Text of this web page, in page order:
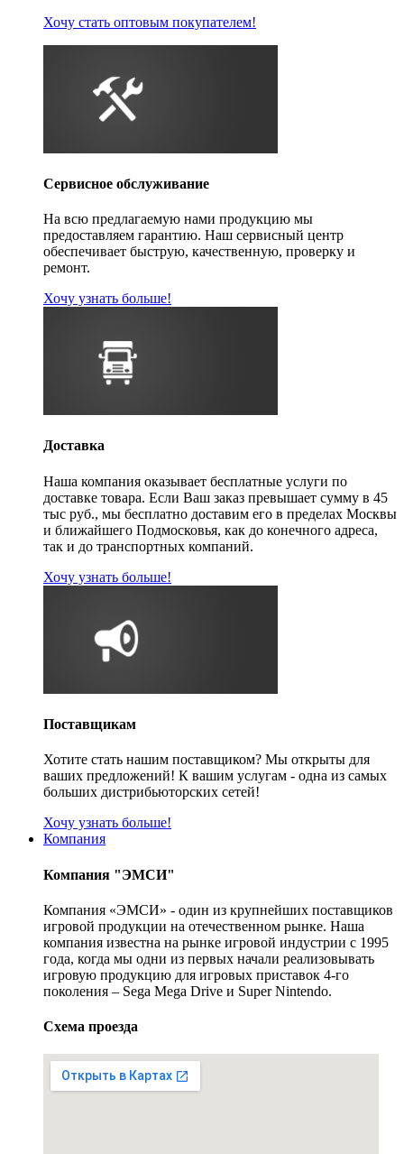
Хочу стать оптовым покупателем!
Сервисное обслуживание
На всю предлагаемую нами продукцию мы
предоставляем гарантию. Наш сервисный центр
обеспечивает быструю, качественную, проверку и
ремонт.
Хочу узнать больше!
Доставка
Наша компания оказывает бесплатные услуги по
доставке товара. Если Ваш заказ превышает сумму в 45
тыс руб., мы бесплатно доставим его в пределах Москвы
и ближайшего Подмосковья, как до конечного адреса,
так и до транспортных компаний.
Хочу узнать больше!
Поставщикам
Хотите стать нашим поставщиком? Мы открыты для
ваших предложений! К вашим услугам - одна из самых
больших дистрибьюторских сетей!
Хочу узнать больше!
Компания
Компания "ЭМСИ"
Компания «ЭМСИ» - один из крупнейших поставщиков
игровой продукции на отечественном рынке. Наша
компания известна на рынке игровой индустрии с 1995
года, когда мы одни из первых начали реализовывать
игровую продукцию для игровых приставок 4-го
поколения – Sega Mega Drive и Super Nintendo.
Схема проезда